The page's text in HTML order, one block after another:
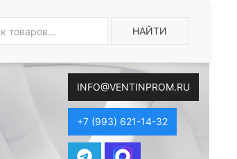
НАЙТИ
INFO@VENTINPROM.RU
+7 (993) 621-14-32